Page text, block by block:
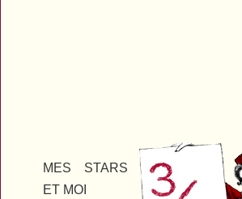
MES STARS
ET MOI